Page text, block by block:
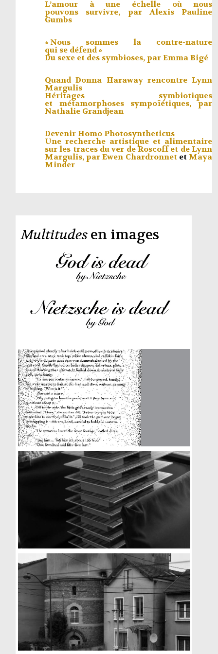
L’amour à une échelle où nous
pouvons survivre, par Alexis Pauline
Gumbs
« Nous sommes la contre-nature
qui se défend »
Du sexe et des symbioses, parEmma Bigé
Quand Donna Haraway rencontre Lynn
Margulis
Héritages symbiotiques
et métamorphoses sympoïétiques, par
Nathalie Grandjean
Devenir Homo Photosyntheticus
Une recherche artistique et alimentaire
sur les traces du ver de Roscoff et de Lynn
Margulis, parEwen Chardronnet et Maya
Minder
Multitudesen images